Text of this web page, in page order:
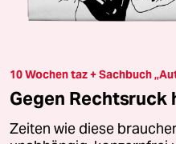
10 Wochen taz + Sachbuch
Gegen
Zeiten wie diese